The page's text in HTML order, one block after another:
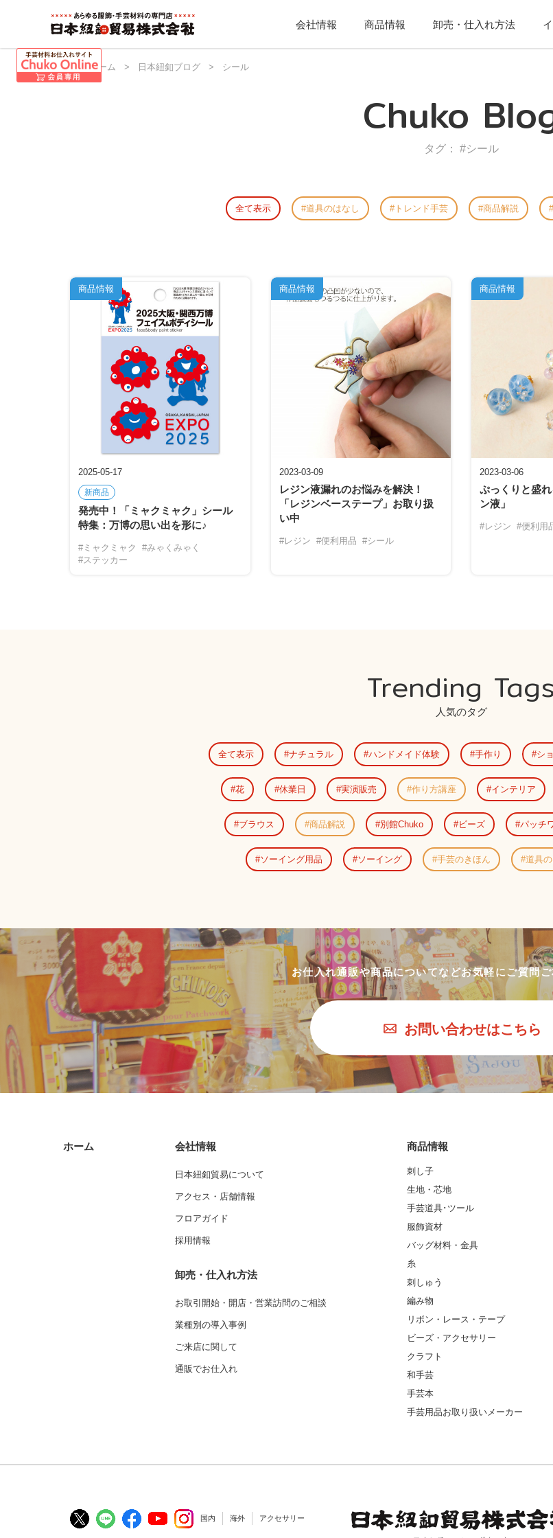
会社情報 商品情報 卸売・仕入れ方法
日本紐釦 ホーム > 日本紐釦ブログ > シール
Chuko
タグ： #シール
全て表示 道具のはなし トレンド手芸 商品解説
2025-05-17
新商品
発売中！「ミャクミャク」シール
特集：万博の思い出を形に♪
#ミャクミャク
#みゃくみゃく
#ステッカー
商品情報
2023-03-09
レジン液漏れのお悩みを解決！
「レジンベーステープ」お取り扱
い中
#レジン #便利用品 #シール
商品情報
2023-03-06
ぷっくりと盛
ン液」
#レジン #便利用
商品情報
Trending Tags
人気のタグ
全て表示 ナチュラル ハンドメイド体験 手作り シ
花 休業日 実演販売 作り方講座 インテリア
ブラウス 商品解説 別館Chuko ビーズ パッチ
ソーイング用品 ソーイング 手芸のきほん 道具
お仕入れ通販や商品についてなどお気軽にご質問
お問い合わせはこちら
ホーム 会社情報
日本紐釦貿易について
アクセス・店舗情報
フロアガイド
採用情報
卸売・仕入れ方法
お取引開始・開店・営業訪問のご相談
業種別の導入事例
ご来店に関して
通販でお仕入れ
商品情報
刺し子
生地・芯地
手芸道具･ツール
服飾資材
バッグ材料・金具
糸
刺しゅう
編み物
リボン・レース・テープ
ビーズ・アクセサリー
クラフト
和手芸
手芸本
手芸用品お取り扱いメーカー
国内 海外 アクセサリー